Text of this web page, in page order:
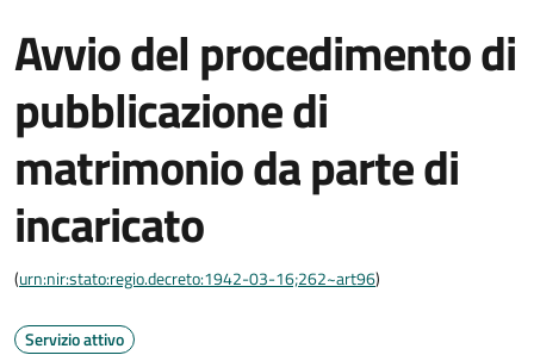
Avvio del procedimento di
pubblicazione di
matrimonio da parte di
incaricato
(urn:nir:stato:regio.decreto:1942-03-16;262~art96)
Servizio attivo